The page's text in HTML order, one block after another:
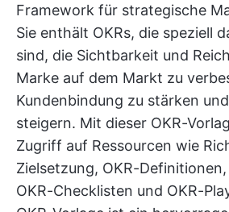
Framework für strategische
Sie enthält OKRs, die speziell
sind, die Sichtbarkeit und
Marke auf dem Markt zu
Kundenbindung zu stärken
steigern. Mit dieser OKR-
Zugriff auf Ressourcen wie
Zielsetzung, OKR-
OKR-Checklisten und OKR-